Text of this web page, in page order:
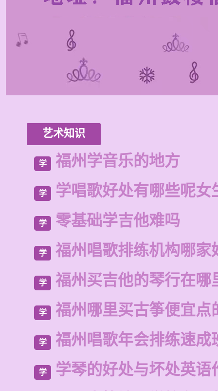
艺术知识
学 福州学音乐的地方
学 学唱歌好处有哪些呢女
学 零基础学吉他难吗
学 福州唱歌排练机构哪家
学 福州买吉他的琴行在哪
学 福州哪里买古筝便宜点
学 福州唱歌年会排练速成
学
学琴的好处与坏处英语